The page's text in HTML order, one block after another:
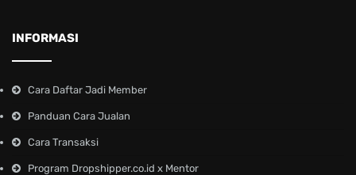
INFORMASI
Cara Daftar Jadi Member
Panduan Cara Jualan
Cara Transaksi
Program Dropshipper.co.id x Mentor